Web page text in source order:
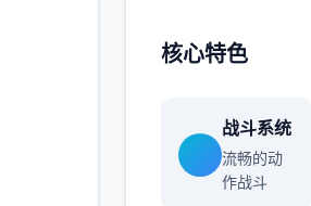
核心特色
战斗系统
流畅的动
作战斗